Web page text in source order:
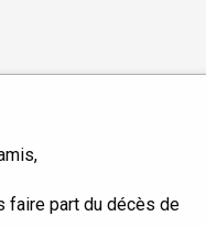
faire part du décès de